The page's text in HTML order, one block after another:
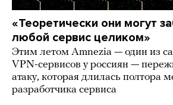
«Теоретически они могут
любой сервис целиком»
Этим летом Amnezia — один из
VPN-сервисов у россиян —
атаку, которая длилась полтора
разработчика сервиса